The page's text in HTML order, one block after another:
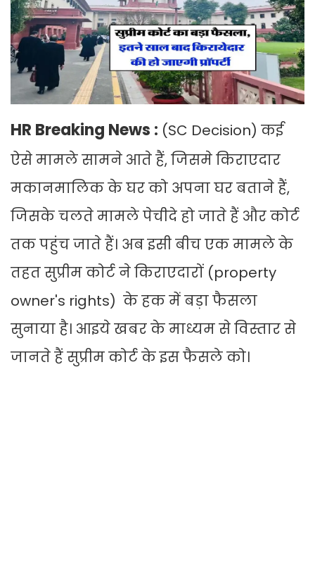
HR Breaking News : (SC Decision) कई
ऐसे मामले सामने आते हैं, जिसमे किराएदार
मकानमालिक के घर को अपना घर बताने हैं,
जिसके चलते मामले पेचीदे हो जाते हैं और कोर्ट
तक पहुंच जाते हैं। अब इसी बीच एक मामले के
तहत सुप्रीम कोर्ट ने किराएदारों (property
owner's rights) के हक में बड़ा फैसला
सुनाया है। आइये खबर के माध्यम से विस्तार से
जानते हैं सुप्रीम कोर्ट के इस फैसले को।